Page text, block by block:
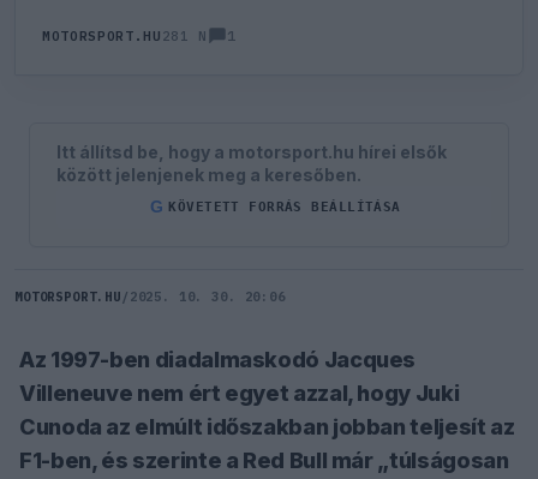
MOTORSPORT.HU 281 N 1
Itt állítsd be, hogy a motorsport.hu hírei elsők
között jelenjenek meg a keresőben.
G KÖVETETT FORRÁS BEÁLLÍTÁSA
MOTORSPORT.HU / 2025. 10. 30. 20:06
Az 1997-ben diadalmaskodó Jacques
Villeneuve nem ért egyet azzal, hogy Juki
Cunoda az elmúlt időszakban jobban teljesít az
F1-ben, és szerinte a Red Bull már „túlságosan